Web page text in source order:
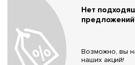
Нет
Возможно, вы
наших акций!